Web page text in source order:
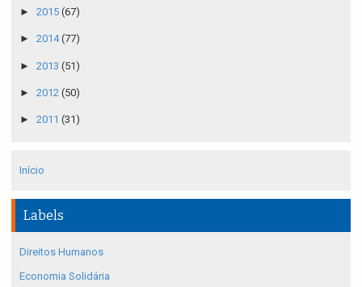
► 2015 (67)
► 2014(77)
► 2013 (51)
► 2012 (50)
► 2011 (31)
Início
Labels
Direitos Humanos
Economia Solidária